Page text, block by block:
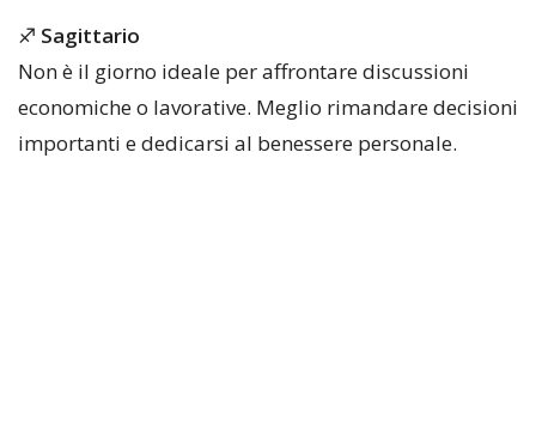
♐ Sagittario
Non è il giorno ideale per affrontare discussioni
economiche o lavorative. Meglio rimandare decisioni
importanti e dedicarsi al benessere personale.